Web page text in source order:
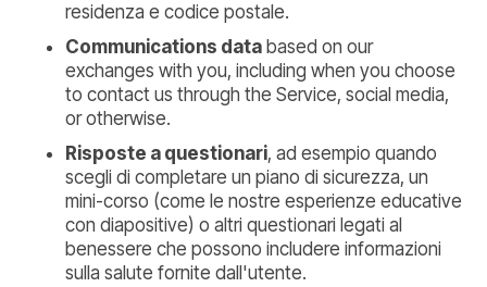
residenza e codice postale.
Communications data based on our
exchanges with you, including when you choose
to contact us through the Service, social media,
or otherwise.
Risposte a questionari, ad esempio quando
scegli di completare un piano di sicurezza, un
mini-corso (come le nostre esperienze educative
con diapositive) o altri questionari legati al
benessere che possono includere informazioni
sulla salute fornite dall'utente.